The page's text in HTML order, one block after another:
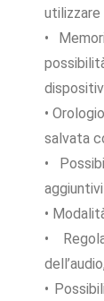
utilizzare
•
•
salvata
•
•
•
•